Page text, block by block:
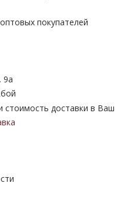
покупателей
9а
стоимость доставки в Ваш